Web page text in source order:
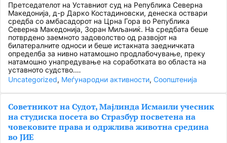
Претседателот на Уставниот суд на Република Северна
Македонија, д-р Дарко Костадиновски, денеска оствари
средба со амбасадорот на Црна Гора во Република
Северна Македонија, Зоран Миљаниќ. На средбата беше
потврдено заемното задоволство од развојот на
билатералните односи и беше истакната заедничката
определба за нивно натамошно продлабочување, преку
натамошно унапредување на соработката во областа на
уставното судство.…
Uncategorized, Меѓународни активности, Соопштенија
Советникот на Судот, Мајлинда Исмаили учесник
на студиска посета во Стразбур посветена на
човековите права и одржлива животна средина
во ЈИЕ